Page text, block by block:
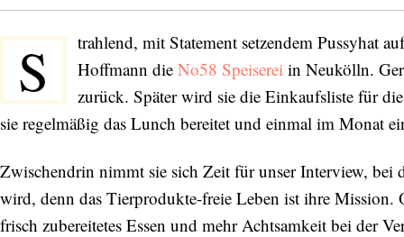
S
trahlend, mit Statement setzendem Pussyhat
Hoffmann die No58 Speiserei in Neukölln.
zurück. Später wird sie die Einkaufsliste für
sie regelmäßig das Lunch bereitet und einmal im Monat
Zwischendrin nimmt sie sich Zeit für unser Interview, bei
wird, denn das Tierprodukte-freie Leben ist ihre Mission.
frisch zubereitetes Essen und mehr Achtsamkeit bei der